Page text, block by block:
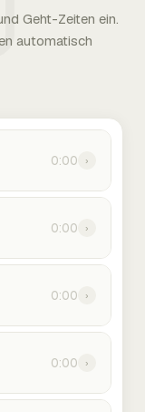
Geht-Zeiten ein.
automatisch
0:00 ›
0:00 ›
0:00 ›
0:00 ›